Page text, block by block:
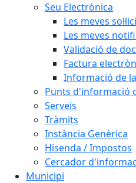
Seu Electrònica
Les meves
Les meves
Validació de
Factura
Informació de
Punts d'informació
Serveis
Tràmits
Instància Genèrica
Hisenda / Impostos
Cercador
Municipi